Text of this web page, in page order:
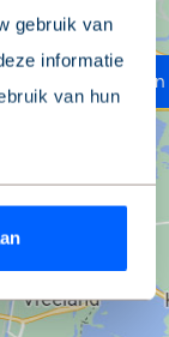
gebruik van
informatie
van hun
’ onderaan
locaties tonen